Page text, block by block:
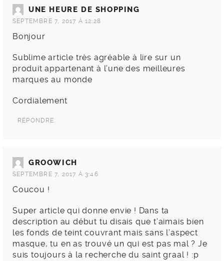
UNE HEURE DE SHOPPING
SEPTEMBRE 7, 2017 À 12:28
Bonjour
Sublime article très agréable à lire sur un
produit appartenant à l’une des meilleures
marques au monde
Cordialement
RÉPONDRE
GROOWICH
SEPTEMBRE 7, 2017 À 3:46
Coucou !
Super article qui donne envie ! Dans ta
description au début tu disais que t’aimais bien
les fonds de teint couvrant mais sans l’aspect
masque, tu en as trouvé un qui est pas mal ? Je
suis toujours à la recherche du saint graal ! :p